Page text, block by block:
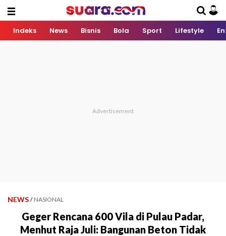
Indeks News Bisnis Bola Sport Lifestyle
NEWS / NASIONAL
Geger Rencana 600 Vila di Pulau Padar,
Menhut Raja Juli: Bangunan Beton Tidak